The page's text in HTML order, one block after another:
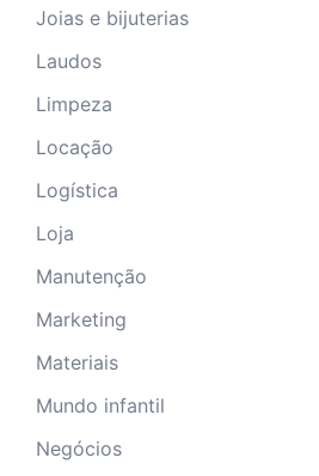
Joias e bijuterias
Laudos
Limpeza
Locação
Logística
Loja
Manutenção
Marketing
Materiais
Mundo infantil
Negócios